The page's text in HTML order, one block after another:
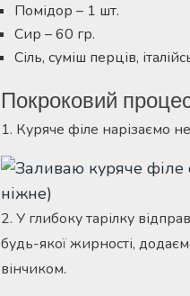
Помідор – 1 шт.
Сир – 60 гр.
Сіль, суміш перців,
Покроковий
1. Куряче філе нарізаємо
2. У глибоку тарілку
будь-якої жирності,
вінчиком.